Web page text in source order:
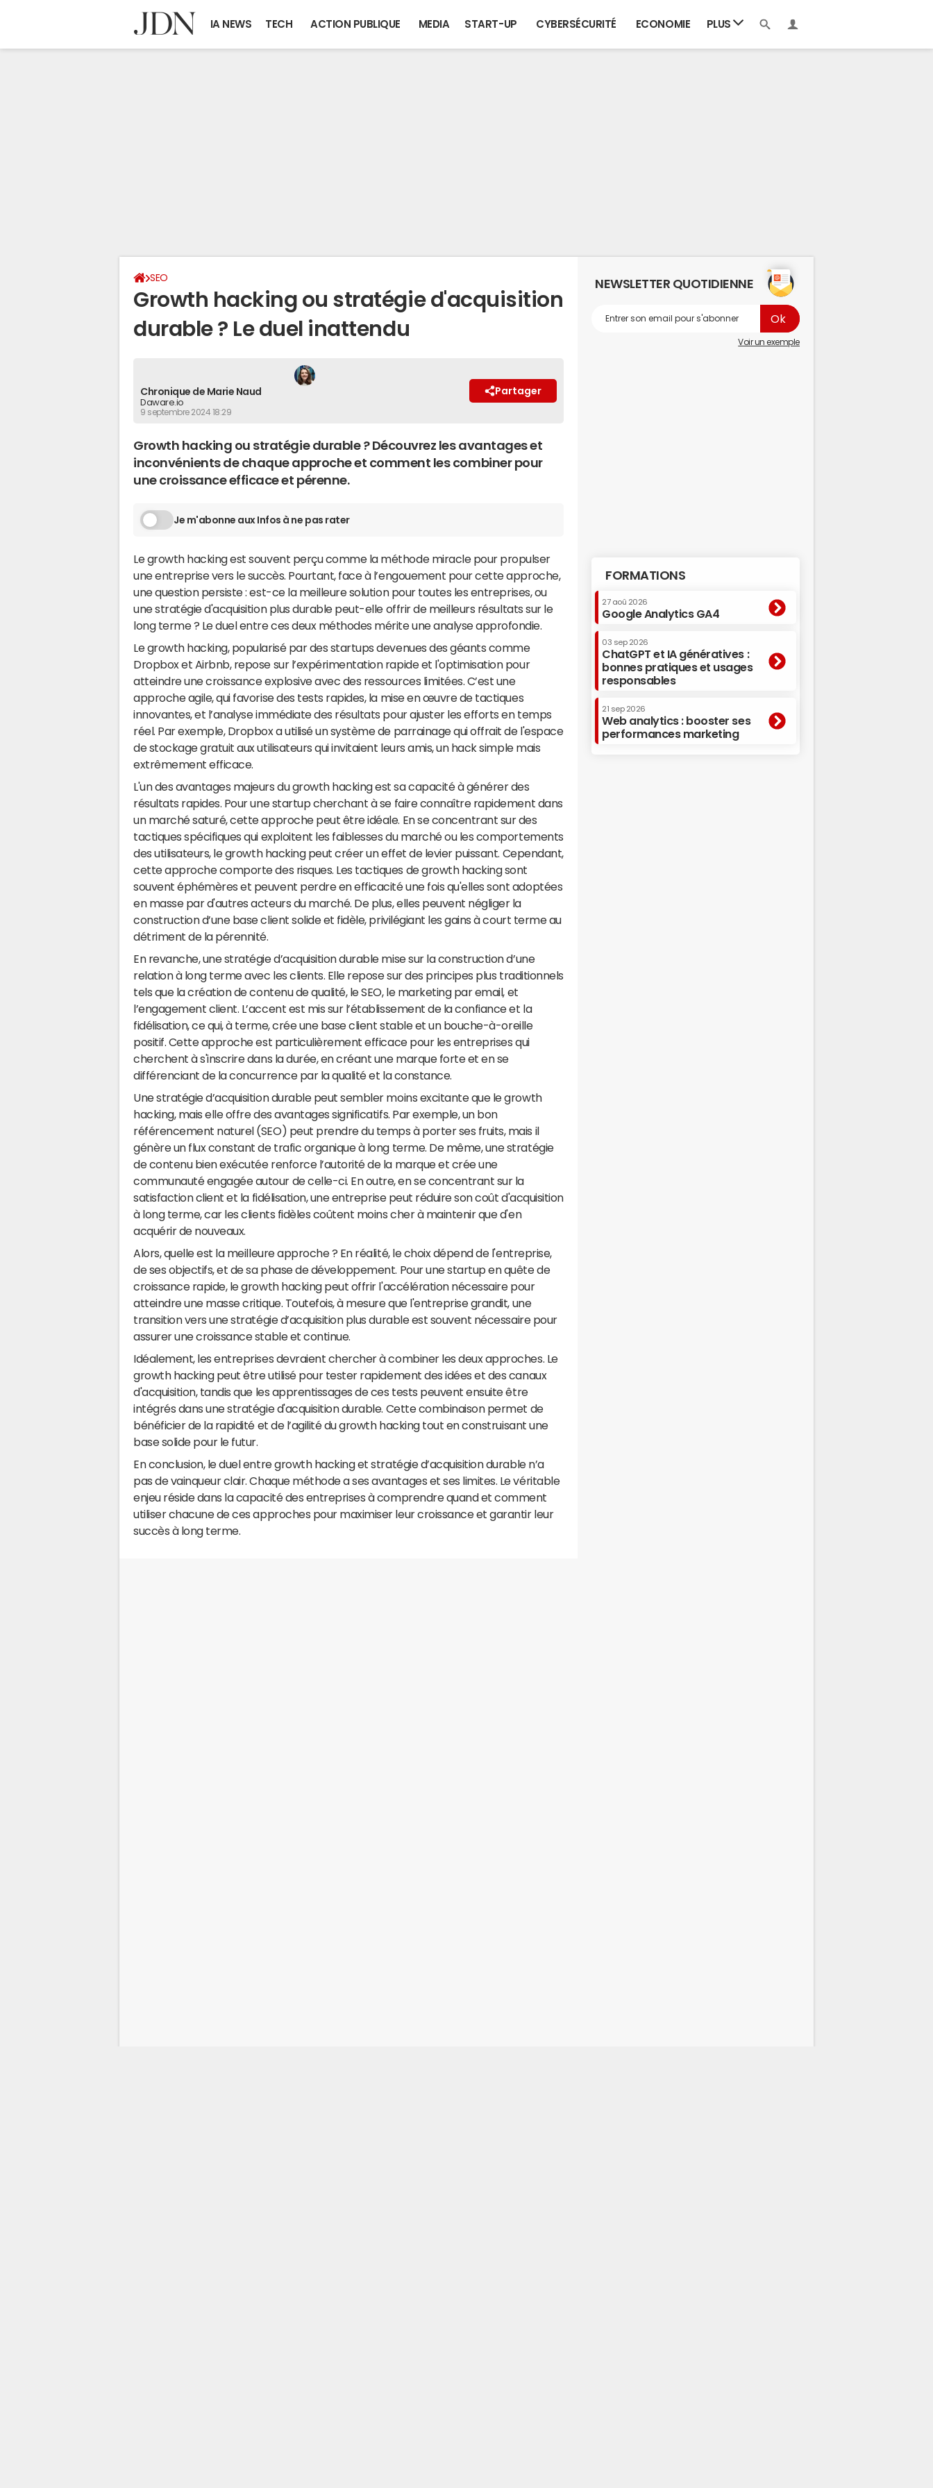
IA NEWS TECH ACTION PUBLIQUE MEDIA START-UP CYBERSÉCURITÉ ECONOMIE PLUS
SEO
Growth hacking ou stratégie d'acquisition
durable ? Le duel inattendu
Chronique de Marie Naud
Daware.io
9 septembre 2024 18:29
Partager
Growth hacking ou stratégie durable ? Découvrez les avantages et
inconvénients de chaque approche et comment les combiner pour
une croissance efficace et pérenne.
Je m'abonne aux Infos à ne pas rater
Le growth hacking est souvent perçu comme la méthode miracle pour propulser
une entreprise vers le succès. Pourtant, face à l’engouement pour cette approche,
une question persiste : est-ce la meilleure solution pour toutes les entreprises, ou
une stratégie d'acquisition plus durable peut-elle offrir de meilleurs résultats sur le
long terme ? Le duel entre ces deux méthodes mérite une analyse approfondie.
Le growth hacking, popularisé par des startups devenues des géants comme
Dropbox et Airbnb, repose sur l’expérimentation rapide et l'optimisation pour
atteindre une croissance explosive avec des ressources limitées. C’est une
approche agile, qui favorise des tests rapides, la mise en œuvre de tactiques
innovantes, et l’analyse immédiate des résultats pour ajuster les efforts en temps
réel. Par exemple, Dropbox a utilisé un système de parrainage qui offrait de l'espace
de stockage gratuit aux utilisateurs qui invitaient leurs amis, un hack simple mais
extrêmement efficace.
L'un des avantages majeurs du growth hacking est sa capacité à générer des
résultats rapides. Pour une startup cherchant à se faire connaître rapidement dans
un marché saturé, cette approche peut être idéale. En se concentrant sur des
tactiques spécifiques qui exploitent les faiblesses du marché ou les comportements
des utilisateurs, le growth hacking peut créer un effet de levier puissant. Cependant,
cette approche comporte des risques. Les tactiques de growth hacking sont
souvent éphémères et peuvent perdre en efficacité une fois qu'elles sont adoptées
en masse par d'autres acteurs du marché. De plus, elles peuvent négliger la
construction d’une base client solide et fidèle, privilégiant les gains à court terme au
détriment de la pérennité.
En revanche, une stratégie d’acquisition durable mise sur la construction d’une
relation à long terme avec les clients. Elle repose sur des principes plus traditionnels
tels que la création de contenu de qualité, le SEO, le marketing par email, et
l’engagement client. L’accent est mis sur l’établissement de la confiance et la
fidélisation, ce qui, à terme, crée une base client stable et un bouche-à-oreille
positif. Cette approche est particulièrement efficace pour les entreprises qui
cherchent à s'inscrire dans la durée, en créant une marque forte et en se
différenciant de la concurrence par la qualité et la constance.
Une stratégie d’acquisition durable peut sembler moins excitante que le growth
hacking, mais elle offre des avantages significatifs. Par exemple, un bon
référencement naturel (SEO) peut prendre du temps à porter ses fruits, mais il
génère un flux constant de trafic organique à long terme. De même, une stratégie
de contenu bien exécutée renforce l’autorité de la marque et crée une
communauté engagée autour de celle-ci. En outre, en se concentrant sur la
satisfaction client et la fidélisation, une entreprise peut réduire son coût d'acquisition
à long terme, car les clients fidèles coûtent moins cher à maintenir que d'en
acquérir de nouveaux.
Alors, quelle est la meilleure approche ? En réalité, le choix dépend de l'entreprise,
de ses objectifs, et de sa phase de développement. Pour une startup en quête de
croissance rapide, le growth hacking peut offrir l'accélération nécessaire pour
atteindre une masse critique. Toutefois, à mesure que l'entreprise grandit, une
transition vers une stratégie d’acquisition plus durable est souvent nécessaire pour
assurer une croissance stable et continue.
Idéalement, les entreprises devraient chercher à combiner les deux approches. Le
growth hacking peut être utilisé pour tester rapidement des idées et des canaux
d'acquisition, tandis que les apprentissages de ces tests peuvent ensuite être
intégrés dans une stratégie d'acquisition durable. Cette combinaison permet de
bénéficier de la rapidité et de l’agilité du growth hacking tout en construisant une
base solide pour le futur.
En conclusion, le duel entre growth hacking et stratégie d’acquisition durable n’a
pas de vainqueur clair. Chaque méthode a ses avantages et ses limites. Le véritable
enjeu réside dans la capacité des entreprises à comprendre quand et comment
utiliser chacune de ces approches pour maximiser leur croissance et garantir leur
succès à long terme.
NEWSLETTER QUOTIDIENNE
Voir un exemple
FORMATIONS
27 aoû 2026
Google Analytics GA4
03 sep 2026
ChatGPT et IA génératives :
bonnes pratiques et usages
responsables
21 sep 2026
Web analytics : booster ses
performances marketing